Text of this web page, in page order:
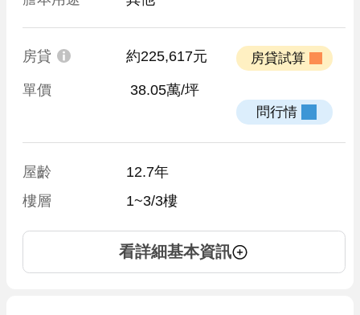
房貸 約225,617元
單價 38.05萬/坪
屋齡
12.7年
樓層
1~3/3樓
看詳細基本資訊